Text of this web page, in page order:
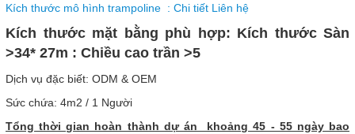
Kích thước mô hình trampoline : Chi tiết Liên hệ
Kích thước mặt bằng phù hợp: Kích thước Sàn
>34* 27m : Chiều cao trần >5
Dịch vụ đặc biết: ODM & OEM
Sức chứa: 4m2 / 1 Người
Tổng thời gian hoàn thành dự án khoảng 45 - 55 ngày bao